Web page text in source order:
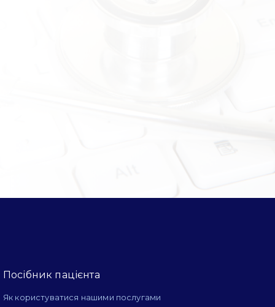
Посібник пацієнта
Як користуватися нашими послугами